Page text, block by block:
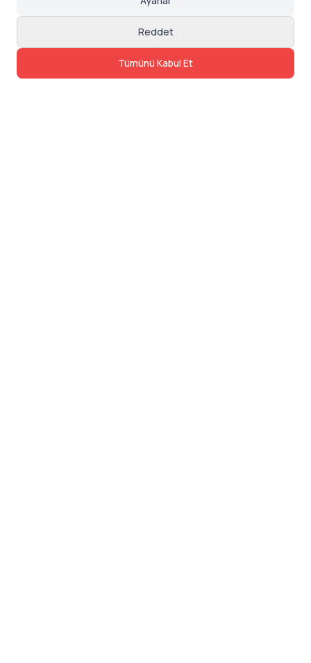
Reddet
Tümünü Kabul Et